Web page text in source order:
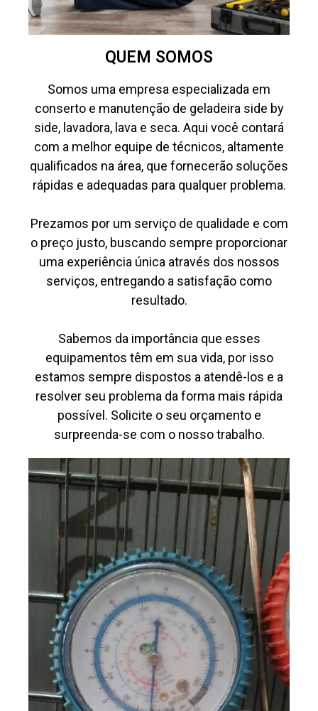
QUEM SOMOS
Somos uma empresa especializada em
conserto e manutenção de geladeira side by
side, lavadora, lava e seca. Aqui você contará
com a melhor equipe de técnicos, altamente
qualificados na área, que fornecerão soluções
rápidas e adequadas para qualquer problema.
Prezamos por um serviço de qualidade e com
o preço justo, buscando sempre proporcionar
uma experiência única através dos nossos
serviços, entregando a satisfação como
resultado.
Sabemos da importância que esses
equipamentos têm em sua vida, por isso
estamos sempre dispostos a atendê-los e a
resolver seu problema da forma mais rápida
possível. Solicite o seu orçamento e
surpreenda-se com o nosso trabalho.